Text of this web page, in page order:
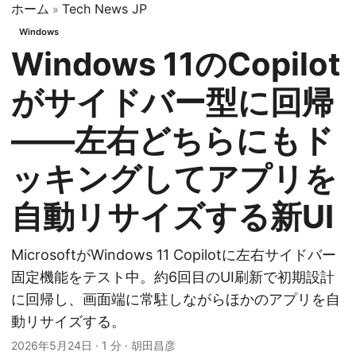
ホーム » Tech News JP
Windows
Windows 11のCopilot
がサイドバー型に回帰
——左右どちらにもド
ッキングしてアプリを
自動リサイズする新UI
MicrosoftがWindows 11 Copilotに左右サイドバー
固定機能をテスト中。約6回目のUI刷新で初期設計
に回帰し、画面端に常駐しながらほかのアプリを自
動リサイズする。
2026年5月24日 · 1 分 · 胡田昌彦